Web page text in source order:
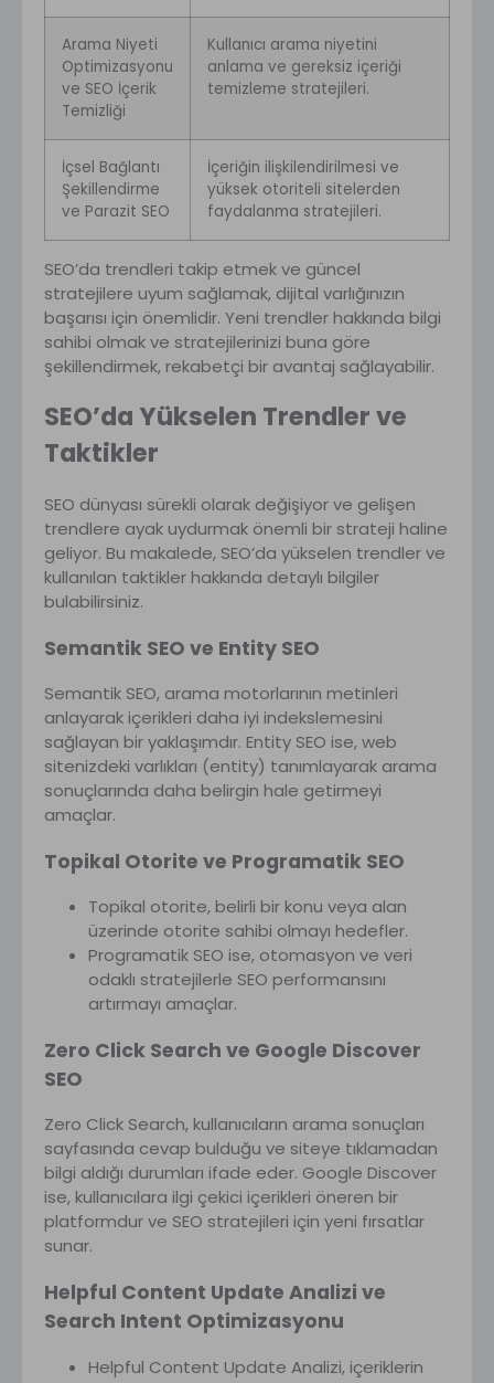
Arama Niyeti
Optimizasyonu
ve SEO İçerik
Temizliği
Kullanıcı arama niyetini
anlama ve gereksiz içeriği
temizleme stratejileri.
İçsel Bağlantı
Şekillendirme
ve Parazit SEO
İçeriğin ilişkilendirilmesi ve
yüksek otoriteli sitelerden
faydalanma stratejileri.
SEO’da trendleri takip etmek ve güncel
stratejilere uyum sağlamak, dijital varlığınızın
başarısı için önemlidir. Yeni trendler hakkında bilgi
sahibi olmak ve stratejilerinizi buna göre
şekillendirmek, rekabetçi bir avantaj sağlayabilir.
SEO’da Yükselen Trendler ve
Taktikler
SEO dünyası sürekli olarak değişiyor ve gelişen
trendlere ayak uydurmak önemli bir strateji haline
geliyor. Bu makalede, SEO’da yükselen trendler ve
kullanılan taktikler hakkında detaylı bilgiler
bulabilirsiniz.
Semantik SEO ve Entity SEO
Semantik SEO, arama motorlarının metinleri
anlayarak içerikleri daha iyi indekslemesini
sağlayan bir yaklaşımdır. Entity SEO ise, web
sitenizdeki varlıkları (entity) tanımlayarak arama
sonuçlarında daha belirgin hale getirmeyi
amaçlar.
Topikal Otorite ve Programatik SEO
Topikal otorite, belirli bir konu veya alan
üzerinde otorite sahibi olmayı hedefler.
Programatik SEO ise, otomasyon ve veri
odaklı stratejilerle SEO performansını
artırmayı amaçlar.
Zero Click Search ve Google Discover
SEO
Zero Click Search, kullanıcıların arama sonuçları
sayfasında cevap bulduğu ve siteye tıklamadan
bilgi aldığı durumları ifade eder. Google Discover
ise, kullanıcılara ilgi çekici içerikleri öneren bir
platformdur ve SEO stratejileri için yeni fırsatlar
sunar.
Helpful Content Update Analizi ve
Search Intent Optimizasyonu
Helpful Content Update Analizi, içeriklerin